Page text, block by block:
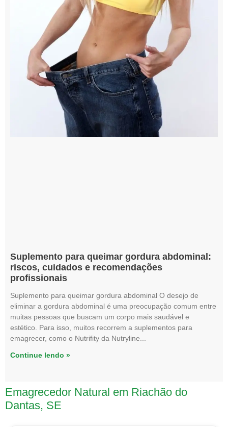
Suplemento para queimar gordura abdominal:
riscos, cuidados e recomendações
profissionais
Suplemento para queimar gordura abdominal O desejo de
eliminar a gordura abdominal é uma preocupação comum entre
muitas pessoas que buscam um corpo mais saudável e
estético. Para isso, muitos recorrem a suplementos para
emagrecer, como o Nutrifity da Nutryline
Continue lendo »
Emagrecedor Natural em Riachão do
Dantas, SE